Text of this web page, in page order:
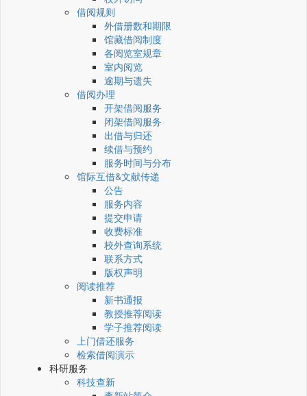
借阅规则
外借册数和期限
馆藏借阅制度
各阅览室规章
室内阅览
逾期与遗失
借阅办理
开架借阅服务
闭架借阅服务
出借与归还
续借与预约
服务时间与分布
馆际互借&文献传递
公告
服务内容
提交申请
收费标准
校外查询系统
联系方式
版权声明
阅读推荐
新书通报
教授推荐阅读
学子推荐阅读
上门借还服务
检索借阅演示
科研服务
科技查新